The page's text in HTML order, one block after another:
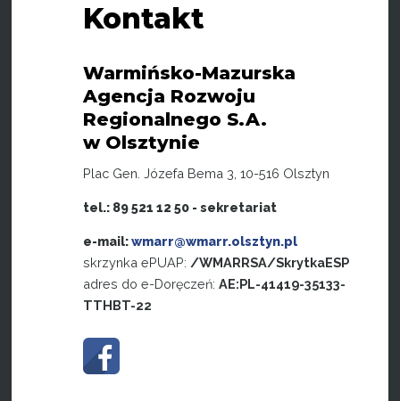
Kontakt
Warmińsko-Mazurska
Agencja Rozwoju
Regionalnego S.A.
w Olsztynie
Plac Gen. Józefa Bema 3, 10-516 Olsztyn
tel.: 89 521 12 50 - sekretariat
e-mail:wmarr@wmarr.olsztyn.pl
skrzynka ePUAP: /WMARRSA/SkrytkaESP
adres do e-Doręczeń:AE:PL-41419-35133-
TTHBT-22